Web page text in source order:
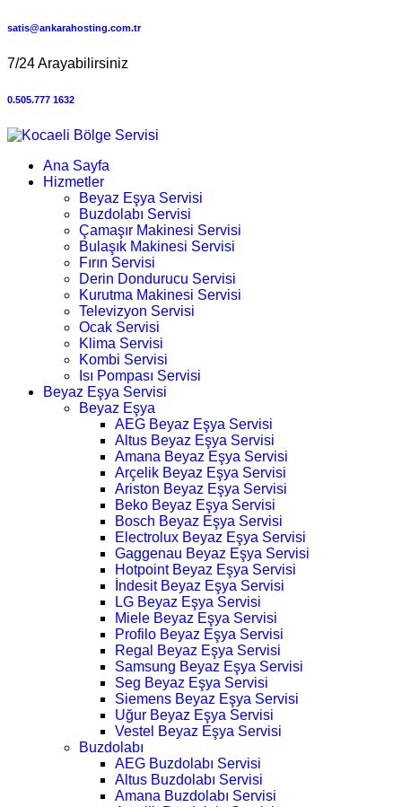
satis@ankarahosting.com.tr
7/24 Arayabilirsiniz
0.505.777 1632
Ana Sayfa
Hizmetler
Beyaz Eşya Servisi
Buzdolabı Servisi
Çamaşır Makinesi Servisi
Bulaşık Makinesi Servisi
Fırın Servisi
Derin Dondurucu Servisi
Kurutma Makinesi Servisi
Televizyon Servisi
Ocak Servisi
Klima Servisi
Kombi Servisi
Isı Pompası Servisi
Beyaz Eşya Servisi
Beyaz Eşya
AEG Beyaz Eşya Servisi
Altus Beyaz Eşya Servisi
Amana Beyaz Eşya Servisi
Arçelik Beyaz Eşya Servisi
Ariston Beyaz Eşya Servisi
Beko Beyaz Eşya Servisi
Bosch Beyaz Eşya Servisi
Electrolux Beyaz Eşya Servisi
Gaggenau Beyaz Eşya Servisi
Hotpoint Beyaz Eşya Servisi
İndesit Beyaz Eşya Servisi
LG Beyaz Eşya Servisi
Miele Beyaz Eşya Servisi
Profilo Beyaz Eşya Servisi
Regal Beyaz Eşya Servisi
Samsung Beyaz Eşya Servisi
Seg Beyaz Eşya Servisi
Siemens Beyaz Eşya Servisi
Uğur Beyaz Eşya Servisi
Vestel Beyaz Eşya Servisi
Buzdolabı
AEG Buzdolabı Servisi
Altus Buzdolabı Servisi
Amana Buzdolabı Servisi